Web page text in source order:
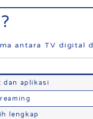
antara TV digital
dan aplikasi
lengkap